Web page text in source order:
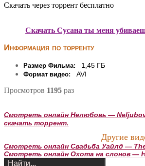
Скачать через торрент бесплатно
Скачать Сусана ты меня
Информация по торренту
Размер Фильма: 1,45 ГБ
Формат видео: AVI
Просмотров 1195 раз
Смотреть онлайн Нелюбовь —
скачать торрент.
Другие
Смотреть онлайн Свадьба Уайлд —
Смотреть онлайн Охота на слонов —